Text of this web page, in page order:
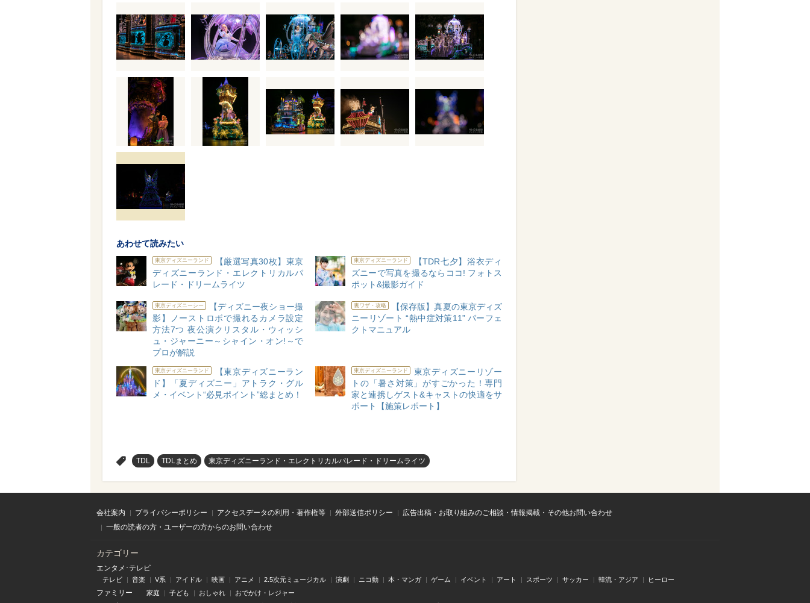
あわせて読みたい
東京ディズニーランド
【厳選写真30枚】東京
ディズニーランド・エレクトリカルパ
レード・ドリームライツ
東京ディズニーランド
【TDR七夕】浴衣ディ
ズニーで写真を撮るならココ! フォトス
ポット&撮影ガイド
東京ディズニーシー
【ディズニー夜ショー撮
影】ノーストロボで撮れるカメラ設定
方法7つ 夜公演クリスタル・ウィッシ
ュ・ジャーニー～シャイン・オン!～で
プロが解説
裏ワザ・攻略
【保存版】真夏の東京ディズ
ニーリゾート “熱中症対策11” パーフェ
クトマニュアル
東京ディズニーランド
【東京ディズニーラン
ド】「夏ディズニー」アトラク・グル
メ・イベント“必見ポイント”総まとめ！
東京ディズニーランド
東京ディズニーリゾー
トの「暑さ対策」がすごかった！専門
家と連携しゲスト&キャストの快適をサ
ポート【施策レポート】
TDL TDLまとめ 東京ディズニーランド・エレクトリカルパレード・ドリームライツ
会社案内 プライバシーポリシー アクセスデータの利用・著作権等 外部送信ポリシー
広告出稿・お取り組みのご相談・情報掲載・その他お問い合わせ
一般の読者の方・ユーザーの方からのお問い合わせ
カテゴリー
エンタメ･テレビ
テレビ 音楽 V系 アイドル 映画 アニメ 2.5次元ミュージカル 演劇 ニコ動 本・マンガ ゲーム イベント アート スポーツ サッカー 韓流・アジア ヒーロー
ファミリー 家庭 子ども おしゃれ おでかけ・レジャー